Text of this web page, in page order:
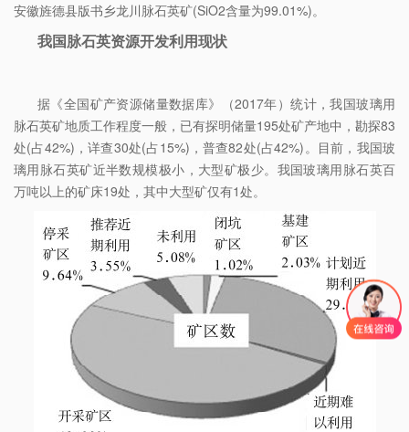
安徽旌德县版书乡龙川脉石英矿(SiO2含量为99.01%)。
我国脉石英资源开发利用现状
据《全国矿产资源储量数据库》（2017年）统计，我国玻璃用
脉石英矿地质工作程度一般，已有探明储量195处矿产地中，勘探83
处(占42%)，详查30处(占15%)，普查82处(占42%)。目前，我国玻
璃用脉石英矿近半数规模极小，大型矿极少。我国玻璃用脉石英百
万吨以上的矿床19处，其中大型矿仅有1处。